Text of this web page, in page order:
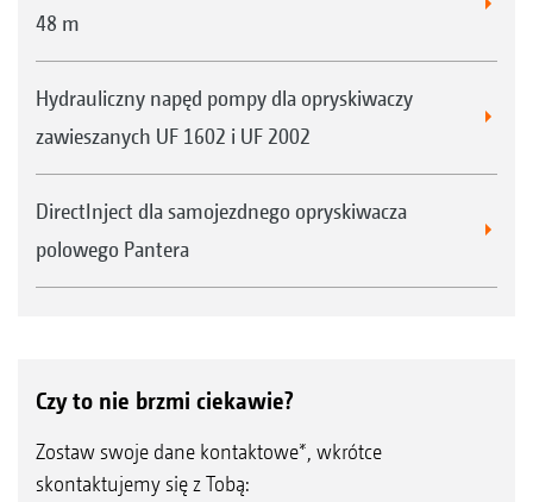
48 m
Hydrauliczny napęd pompy dla opryskiwaczy
zawieszanych UF 1602 i UF 2002
DirectInject dla samojezdnego opryskiwacza
polowego Pantera
Czy to nie brzmi ciekawie?
Zostaw swoje dane kontaktowe*, wkrótce
skontaktujemy się z Tobą: